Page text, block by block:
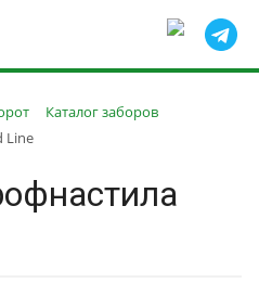
Каталог заборов
Line